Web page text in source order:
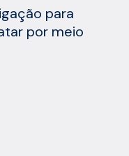
para
por meio